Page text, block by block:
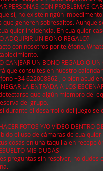
PERSONAS CON PROBLEMAS
sí, no existe ningún
que generen sobresaltos. Aunque
incidencia. En cualquier
ADQUIRIR UN BONO REGALO?
con nosotros por teléfono,
CANJEAR UN BONO REGALO O
que consultes en nuestro
+34 622008862 , o bien
LA ENTRADA A LOS
que algún miembro del
del grupo.
durante el desarrollo del juego
FOTOS Y/O VÍDEO DENTRO
el uso de cámaras de
cosas en una taquilla en
MIS DUDAS
preguntas sin resolver, no